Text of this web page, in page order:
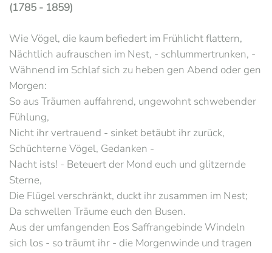
(1785 - 1859)
Wie Vögel, die kaum befiedert im Frühlicht flattern,
Nächtlich aufrauschen im Nest, - schlummertrunken, -
Wähnend im Schlaf sich zu heben gen Abend oder gen
Morgen:
So aus Träumen auffahrend, ungewohnt schwebender
Fühlung,
Nicht ihr vertrauend - sinket betäubt ihr zurück,
Schüchterne Vögel, Gedanken -
Nacht ists! - Beteuert der Mond euch und glitzernde
Sterne,
Die Flügel verschränkt, duckt ihr zusammen im Nest;
Da schwellen Träume euch den Busen.
Aus der umfangenden Eos Saffrangebinde Windeln
sich los - so träumt ihr - die Morgenwinde und tragen